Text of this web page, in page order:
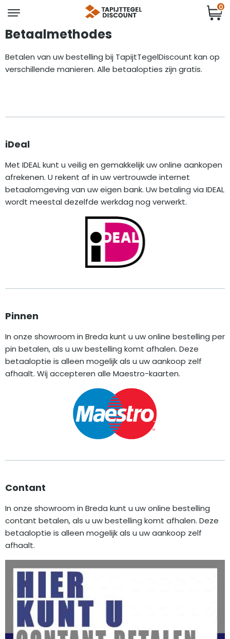
0
Betaalmethodes
Betalen van uw bestelling bij TapijtTegelDiscount kan op
verschillende manieren. Alle betaalopties zijn gratis.
iDeal
Met IDEAL kunt u veilig en gemakkelijk uw online aankopen
afrekenen. U rekent af in uw vertrouwde internet
betaalomgeving van uw eigen bank. Uw betaling via IDEAL
wordt meestal dezelfde werkdag nog verwerkt.
Pinnen
In onze showroom in Breda kunt u uw online bestelling per
pin betalen, als u uw bestelling komt afhalen. Deze
betaaloptie is alleen mogelijk als u uw aankoop zelf
afhaalt. Wij accepteren alle Maestro-kaarten.
Contant
In onze showroom in Breda kunt u uw online bestelling
contant betalen, als u uw bestelling komt afhalen. Deze
betaaloptie is alleen mogelijk als u uw aankoop zelf
afhaalt.